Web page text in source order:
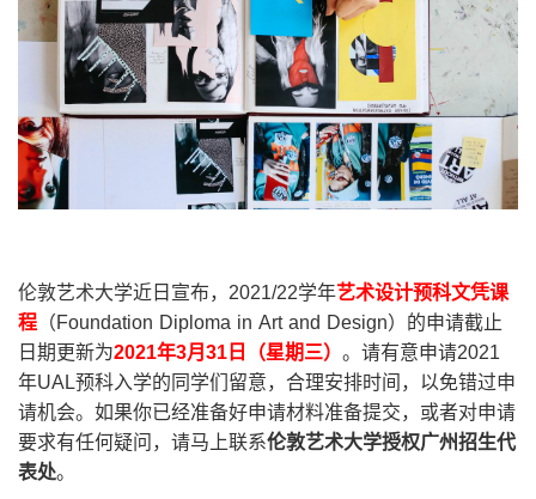
伦敦艺术大学近日宣布，2021/22学年艺术设计预科文凭课
程 （Foundation Diploma in Art and Design）的申请截止
日期更新为2021年3月 31 日 （星期三） 。请有意申请2021
年UAL预科入学的同学们留意，合理安排时间，以免错过申
请机会。如果你已经准备好申请材料准备提交，或者对申请
要求有任何疑问，请马上联系伦敦艺术大学授权广州招生代
表处。